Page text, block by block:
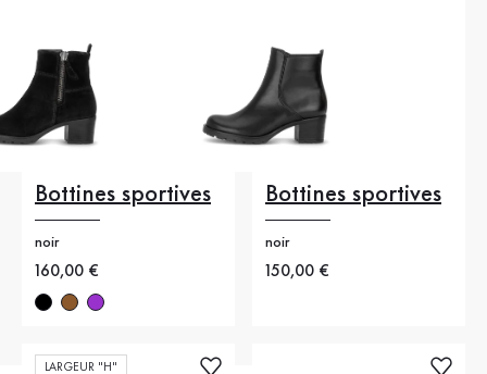
Bottines sportives
noir
Nouveau prix
160,00 €
Bottines sportives
noir
Nouveau prix
150,00 €
LARGEUR "H"